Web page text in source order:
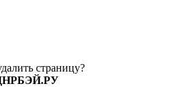
страницу?
ДНРБЭЙ.РУ